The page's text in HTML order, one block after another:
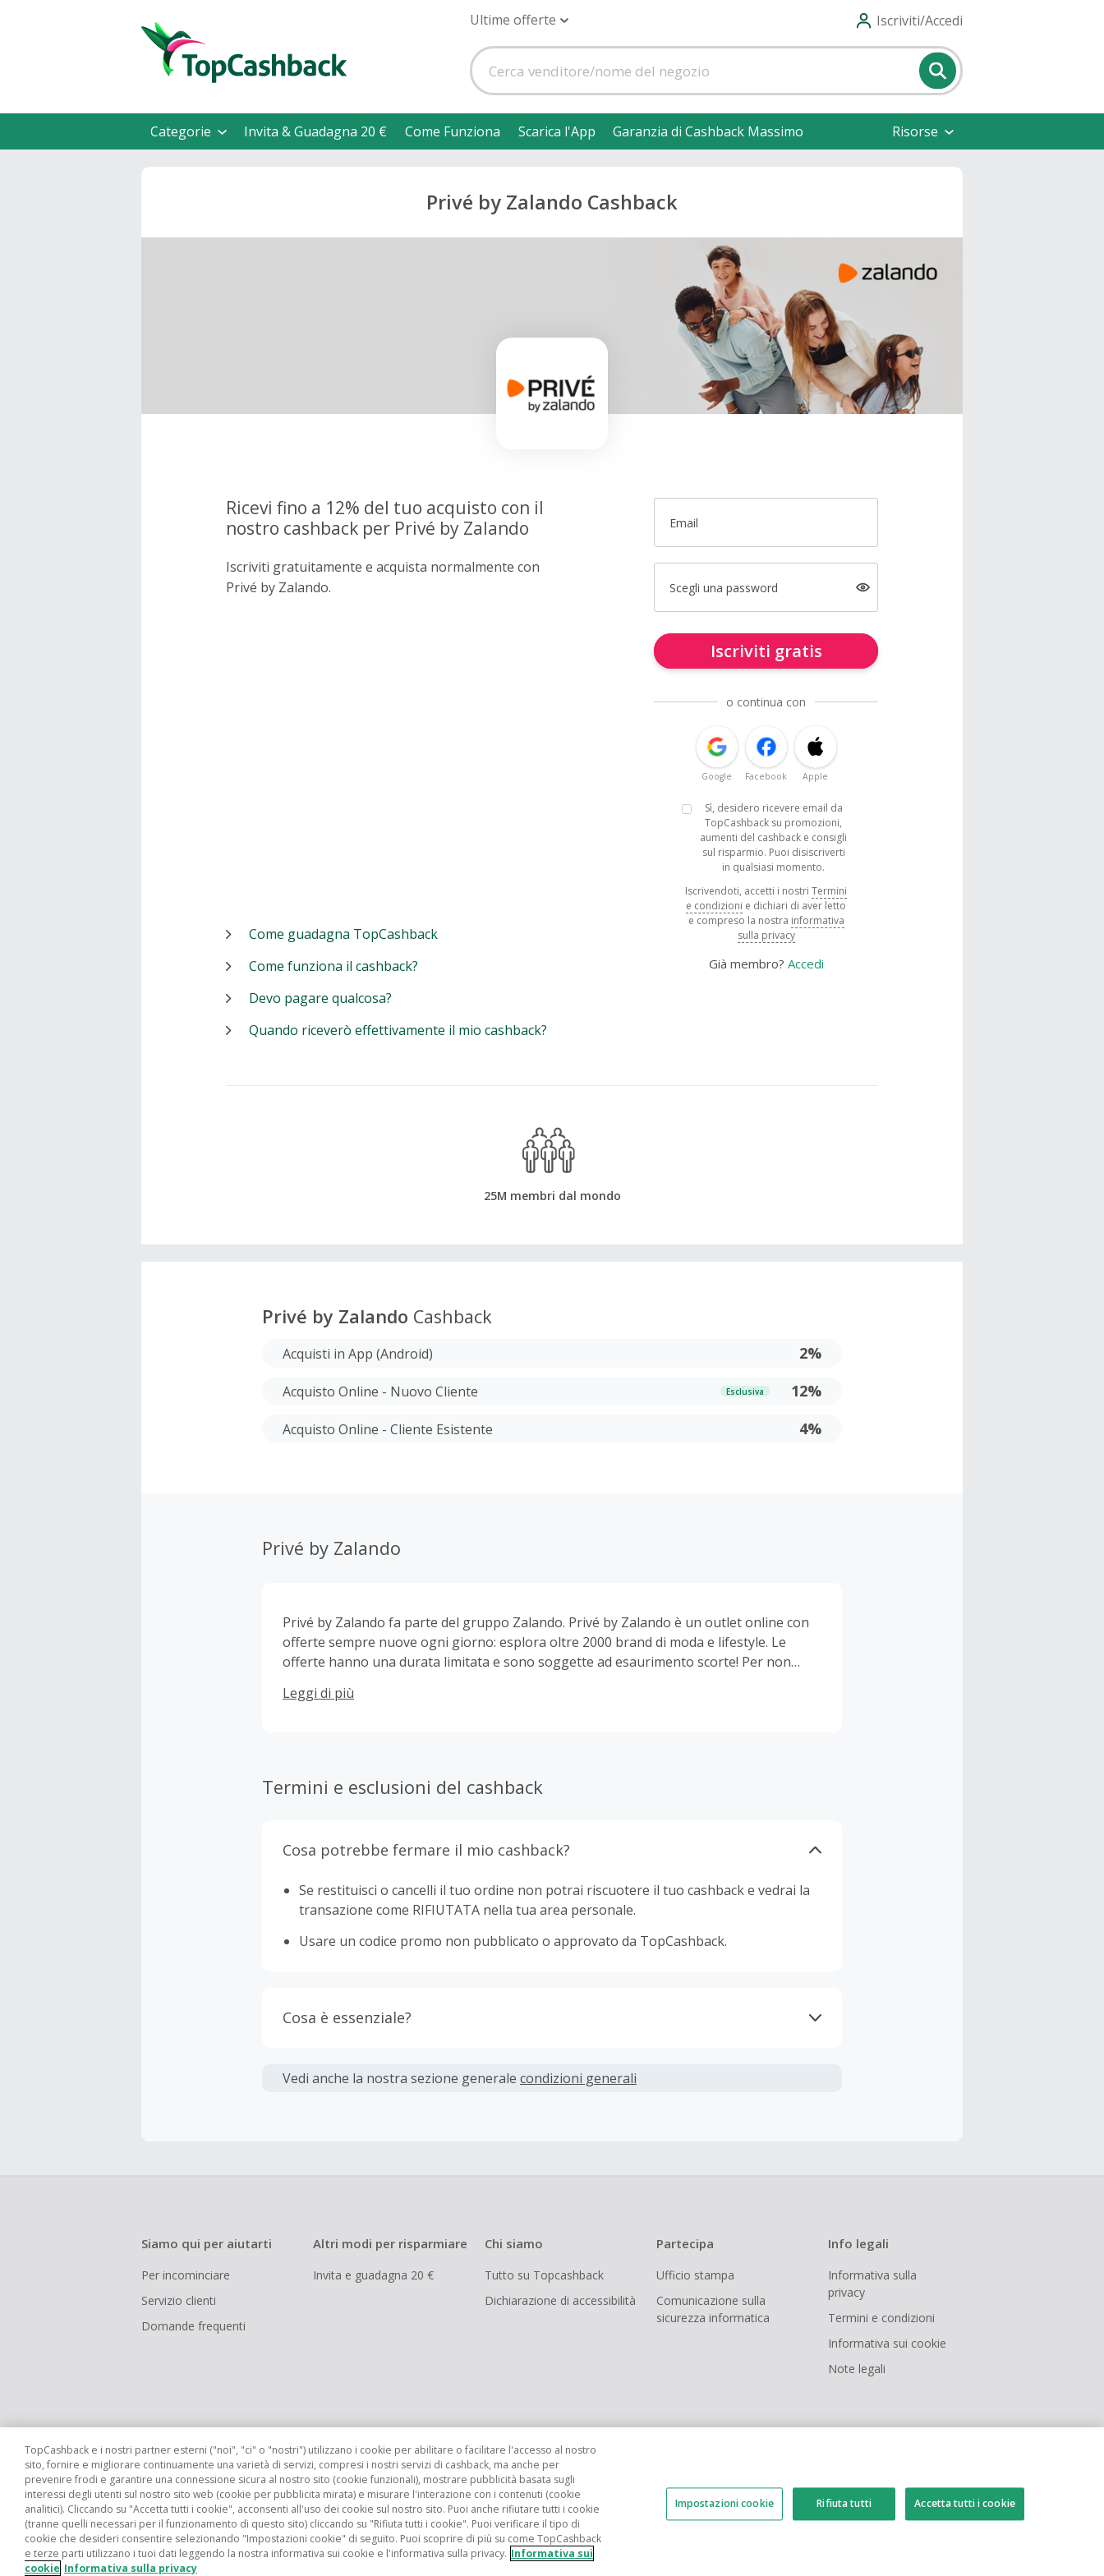
Ultime offerte Iscriviti/Accedi
Categorie Invita & Guadagna 20 € Come Funziona Scarica l'App Garanzia di Cashback Massimo Risorse
Privé by Zalando Cashback
Ricevi fino a 12% del tuo acquisto con il
nostro cashback per Privé by Zalando
Iscriviti gratuitamente e acquista normalmente con
Privé by Zalando.
Email
Scegli una password
Iscriviti gratis
o continua con
Google Facebook Apple
Sì, desidero ricevere email da
TopCashback su promozioni,
aumenti del cashback e consigli
sul risparmio. Puoi disiscriverti
in qualsiasi momento.
Iscrivendoti, accetti i nostri Termini
e condizioni e dichiari di aver letto
e compreso la nostra informativa
sulla privacy
Già membro? Accedi
Come guadagna TopCashback
Come funziona il cashback?
Devo pagare qualcosa?
Quando riceverò effettivamente il mio cashback?
25M membri dal mondo
Privé by Zalando Cashback
Acquisti in App (Android) 2%
Acquisto Online - Nuovo Cliente Esclusiva 12%
Acquisto Online - Cliente Esistente 4%
Privé by Zalando
Privé by Zalando fa parte del gruppo Zalando. Privé by Zalando è un outlet online con
offerte sempre nuove ogni giorno: esplora oltre 2000 brand di moda e lifestyle. Le
offerte hanno una durata limitata e sono soggette ad esaurimento scorte! Per non
lunedì al venerdì alle 07:00 e alle 18:00, e nel weekend alle 08:00, Privé by Zalando
Leggi di più
Termini e esclusioni del cashback
Cosa potrebbe fermare il mio cashback?
Se restituisci o cancelli il tuo ordine non potrai riscuotere il tuo cashback e vedrai la
transazione come RIFIUTATA nella tua area personale.
Usare un codice promo non pubblicato o approvato da TopCashback.
Cosa è essenziale?
La maggior parte dei rivenditori determina l'importo del cashback escludendo le
Vedi anche la nostra sezione generale condizioni generali
Siamo qui per aiutarti
Per incominciare
Servizio clienti
Domande frequenti
Altri modi per risparmiare
Invita e guadagna 20 €
Chi siamo
Tutto su Topcashback
Dichiarazione di accessibilità
Partecipa
Ufficio stampa
Comunicazione sulla
sicurezza informatica
Info legali
Informativa sulla
privacy
Termini e condizioni
Informativa sui cookie
Note legali
Siti globali UK US CN JP DE FR AU ES
© 2005 - 2026 TopCashback Group Limited
TopCashback e i nostri partner esterni ("noi", "ci" o "nostri") utilizzano i cookie per abilitare o facilitare l'accesso al nostro
sito, fornire e migliorare continuamente una varietà di servizi, compresi i nostri servizi di cashback, ma anche per
prevenire frodi e garantire una connessione sicura al nostro sito (cookie funzionali), mostrare pubblicità basata sugli
interessi degli utenti sul nostro sito web (cookie per pubblicita mirata) e misurare l'interazione con i contenuti (cookie
analitici). Cliccando su "Accetta tutti i cookie", acconsenti all'uso dei cookie sul nostro sito. Puoi anche rifiutare tutti i cookie
(tranne quelli necessari per il funzionamento di questo sito) cliccando su "Rifiuta tutti i cookie". Puoi verificare il tipo di
cookie che desideri consentire selezionando "Impostazioni cookie" di seguito. Puoi scoprire di più su come TopCashback
e terze parti utilizzano i tuoi dati leggendo la nostra informativa sui cookie e l'informativa sulla privacy. Informativa sui
cookie Informativa sulla privacy
Impostazioni cookie Rifiuta tutti Accetta tutti i cookie